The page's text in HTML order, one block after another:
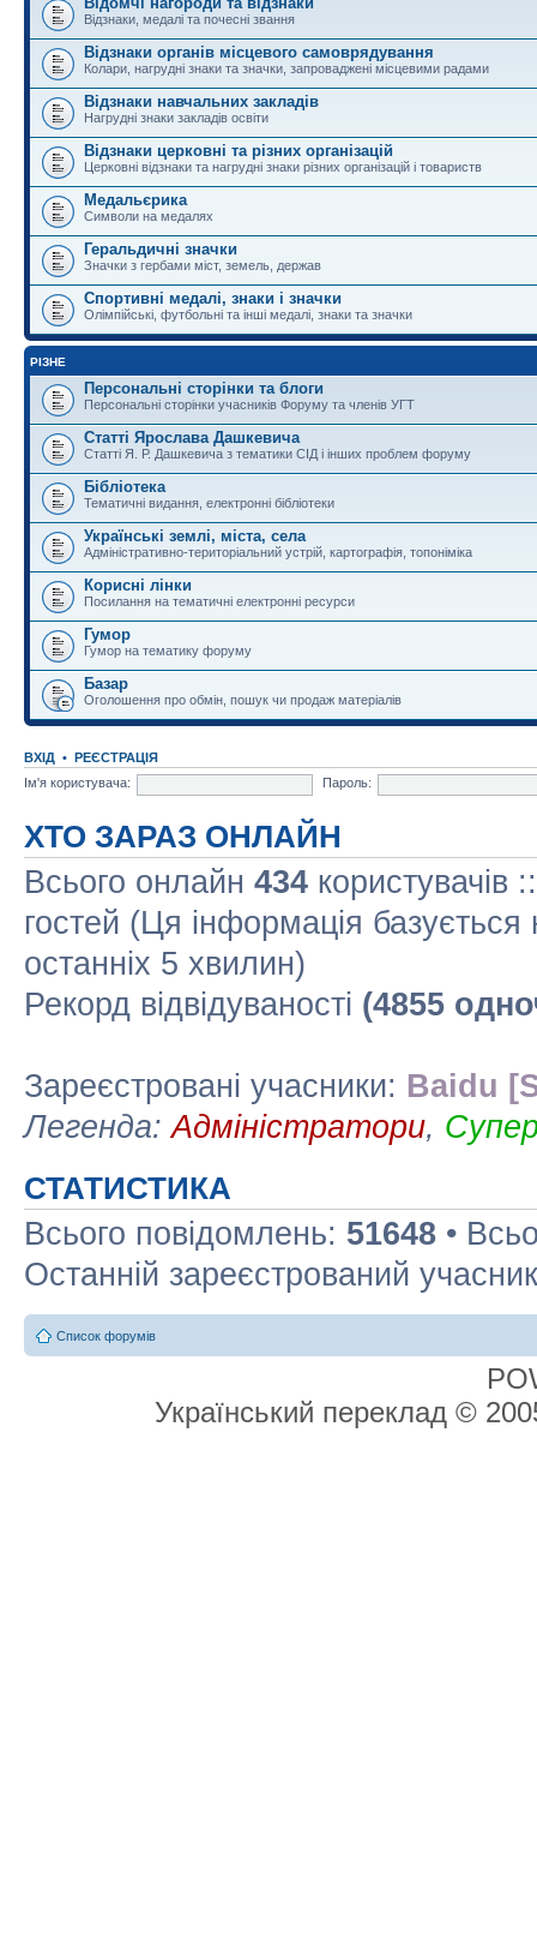
Відзнаки, медалі та почесні звання
Відзнаки органів місцевого самоврядування
Колари, нагрудні знаки та значки, запроваджені місцевими радами
Відзнаки навчальних закладів
Нагрудні знаки закладів освіти
Відзнаки церковні та різних організацій
Церковні відзнаки та нагрудні знаки різних організацій і товариств
Медальєрика
Символи на медалях
Геральдичні значки
Значки з гербами міст, земель, держав
Спортивні медалі, знаки і значки
Олімпійські, футбольні та інші медалі, знаки та значки
РІЗНЕ
Персональні сторінки та блоги
Персональні сторінки учасників Форуму та членів УГТ
Статті Ярослава Дашкевича
Статті Я. Р. Дашкевича з тематики СІД і інших проблем форуму
Бібліотека
Тематичні видання, електронні бібліотеки
Українські землі, міста, села
Адміністративно-територіальний устрій, картографія, топоніміка
Корисні лінки
Посилання на тематичні електронні ресурси
Гумор
Гумор на тематику форуму
Базар
Оголошення про обмін, пошук чи продаж матеріалів
ВХІД • РЕЄСТРАЦІЯ
Ім'я користувача:
Пароль:
ХТО ЗАРАЗ ОНЛАЙН
Всього онлайн 434 користувачів
гостей (Ця інформація базується
останніх 5 хвилин)
Рекорд відвідуваності (4855
Зареєстровані учасники: Baidu
Легенда:Адміністратори,
СТАТИСТИКА
Всього повідомлень: 51648 •
Останній зареєстрований
Список форумів
Український переклад ©